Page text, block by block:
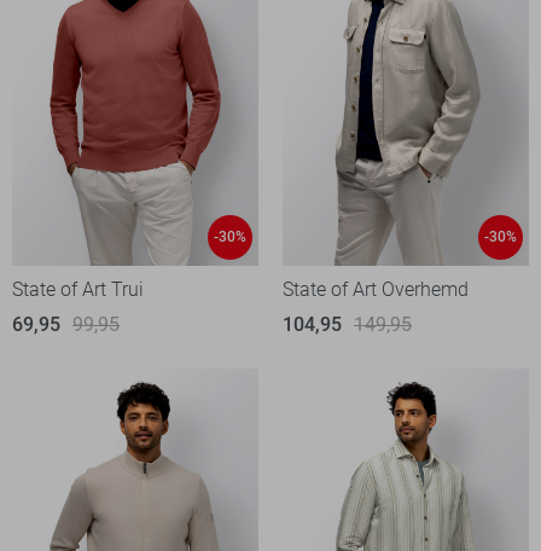
-30%
State of Art Trui
69,95 99,95
-30%
State of Art Overhemd
104,95 149,95